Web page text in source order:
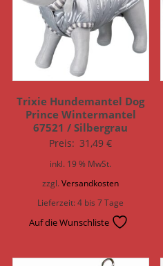
Trixie Hundemantel Dog
Prince Wintermantel
67521 / Silbergrau
Preis: 31,49€
inkl. 19 % MwSt.
zzgl.Versandkosten
Lieferzeit:4 bis 7 Tage
Auf die Wunschliste